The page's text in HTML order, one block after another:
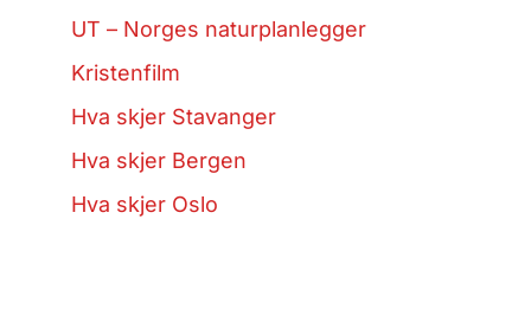
UT – Norges naturplanlegger
Kristenfilm
Hva skjer Stavanger
Hva skjer Bergen
Hva skjer Oslo